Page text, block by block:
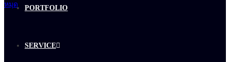
PORTFOLIO
SERVICE